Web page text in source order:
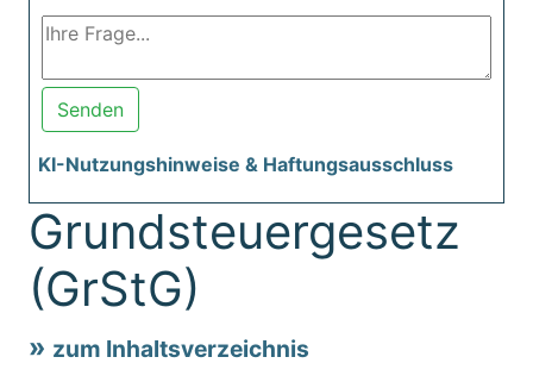
Senden
KI-Nutzungshinweise & Haftungsausschluss
Grundsteuergesetz
(GrStG)
zum Inhaltsverzeichnis